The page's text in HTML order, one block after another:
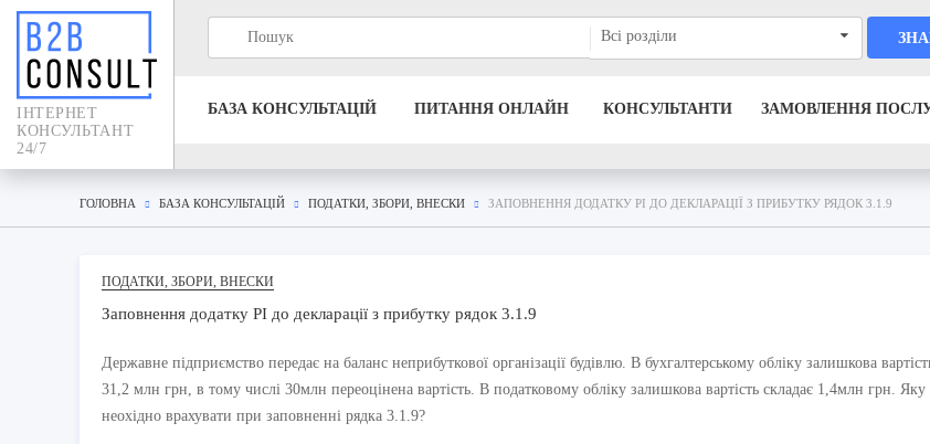
IНТЕРНЕТ
КОНСУЛЬТАНТ
24/7
Всі розділи
БАЗА КОНСУЛЬТАЦIЙ ПИТАННЯ ОНЛАЙН КОНСУЛЬТАНТИ ЗАМОВЛЕННЯ
ГОЛОВНА БАЗА КОНСУЛЬТАЦIЙ ПОДАТКИ, ЗБОРИ, ВНЕСКИ ЗАПОВНЕННЯ ДОДАТКУ РІ ДО ДЕКЛАРАЦІЇ З ПРИБУТКУ РЯДОК 3.1.9
ПОДАТКИ, ЗБОРИ, ВНЕСКИ
Заповнення додатку РІ до декларації з прибутку рядок 3.1.9
Державне підприємство передає на баланс неприбуткової організації будівлю. В бухгалтерському обліку залишкова
31,2 млн грн, в тому числі 30млн переоцінена вартість. В податковому обліку залишкова вартість складає 1,4млн грн. Яку
неохідно врахувати при заповненні рядка 3.1.9?